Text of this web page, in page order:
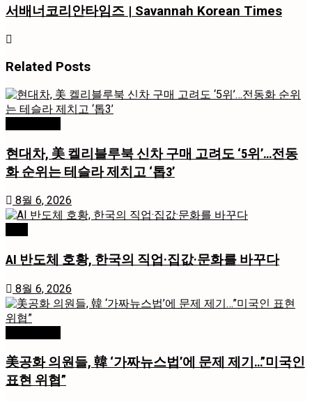
서배너코리안타임즈 | Savannah Korean Times
Related Posts
현대차, 美 켈리블루북 신차 구매 고려도 ‘5위’…전동
화 순위는 테슬라 제치고 ‘톱3’
8월 6, 2026
AI 반도체 호황, 한국의 직업·집값·문화를 바꾸다
8월 6, 2026
美공화 의원들, 韓 ‘가짜뉴스법’에 문제 제기…”미국인
표현 위협”